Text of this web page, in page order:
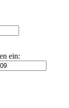
ein: